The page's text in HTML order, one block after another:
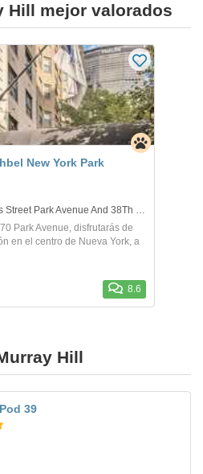
Hill mejor valorados
New York Park
70 Park Avenue (Cross Street Park Avenue And 38Th Street) . New York
Park Avenue, disfrutarás de
en el centro de Nueva York, a
8.6
Hill
39